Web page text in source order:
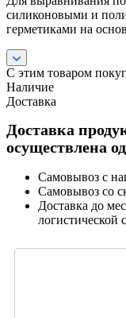
силиконовыми и
герметиками на
С этим товаром
Наличие
Доставка
Доставка
осуществлена
Самовывоз с
Самовывоз со
Доставка до
логистической